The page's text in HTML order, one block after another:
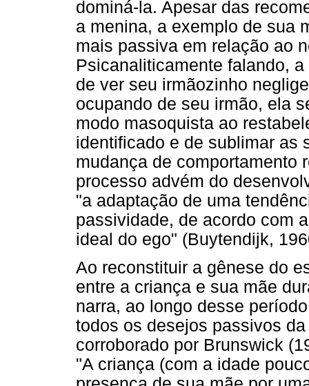
dominá-la. Apesar das
a menina, a exemplo de sua
mais passiva em relação ao
Psicanaliticamente falando,
de ver seu irmãozinho
ocupando de seu irmão, ela
modo masoquista ao
identificado e de sublimar as
mudança de comportamento
processo advém do
"a adaptação de uma
passividade, de acordo com
ideal do ego" (Buytendijk,
Ao reconstituir a gênese do
entre a criança e sua mãe
narra, ao longo desse
todos os desejos passivos
corroborado por Brunswick
"A criança (com a idade